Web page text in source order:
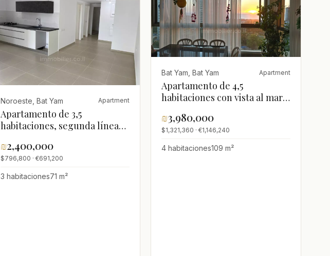
Noroeste, Bat Yam Apartment
Apartamento de 3,5
habitaciones, segunda línea
₪2,400,000
$796,800 · €691,200
3 habitaciones71 m²
Bat Yam, Bat Yam Apartment
Apartamento de 4,5
habitaciones con vista al mar
Yam
₪3,980,000
$1,321,360 · €1,146,240
4 habitaciones109 m²